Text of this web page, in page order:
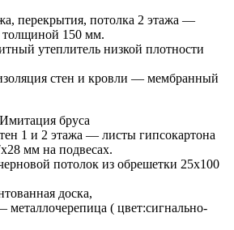
перекрытия, потолка 2 этажа —
толщиной 150 мм.
утеплитель низкой плотности
стен и кровли — мембранный
бруса
1 и 2 этажа — листы гипсокартона
мм на подвесах.
потолок из обрешетки 25х100
доска,
( цвет:сигнально-